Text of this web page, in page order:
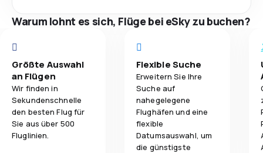
Warum lohnt es sich, Flüge bei eSky zu buchen?
Größte Auswahl
an Flügen
Wir finden in
Sekundenschnelle
den besten Flug für
Sie aus über 500
Fluglinien.
Flexible Suche
Erweitern Sie Ihre
Suche auf
nahegelegene
Flughäfen und eine
flexible
Datumsauswahl, um
die günstigste